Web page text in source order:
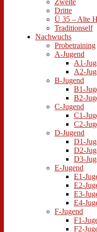
Dritte
Ü 35 – Alte
Traditionself
Nachwuchs
Probetraining
A-Jugend
A1-
A2-
B-Jugend
B1-
B2-
C-Jugend
C1-
C2-
D-Jugend
D1-
D2-
D3-
E-Jugend
E1-
E2-
E3-
E4-
F-Jugend
F1-
F2-